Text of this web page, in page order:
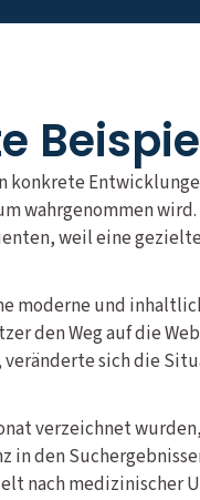
konkrete
wahrgenommen
weil eine
moderne und
den Weg auf die
sich die
verzeichnet
in den
nach medizinischer